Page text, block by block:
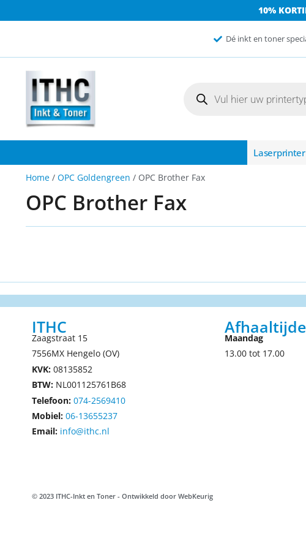
10%
Dé inkt en toner
Laserprinter
Home / OPC Goldengreen / OPC Brother Fax
OPC Brother Fax
ITHC
Zaagstraat 15
7556MX Hengelo (OV)
KVK: 08135852
BTW: NL001125761B68
Telefoon: 074-2569410
Mobiel: 06-13655237
Email: info@ithc.nl
Maandag
13.00 tot 17.00
© 2023 ITHC-Inkt en Toner - Ontwikkeld door WebKeurig